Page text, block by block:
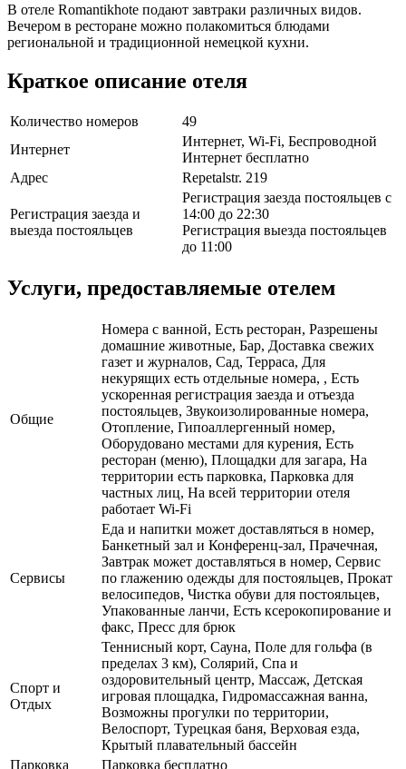
В отеле Romantikhote подают завтраки различных видов.
Вечером в ресторане можно полакомиться блюдами
региональной и традиционной немецкой кухни.
Краткое описание отеля
Количество номеров
49
Интернет
Интернет, Wi-Fi, Беспроводной
Интернет бесплатно
Адрес
Repetalstr. 219
Регистрация заезда и
выезда постояльцев
Регистрация заезда постояльцев с
14:00 до 22:30
Регистрация выезда постояльцев
до 11:00
Услуги, предоставляемые отелем
Общие
Номера с ванной, Есть ресторан, Разрешены
домашние животные, Бар, Доставка свежих
газет и журналов, Сад, Терраса, Для
некурящих есть отдельные номера, , Есть
ускоренная регистрация заезда и отъезда
постояльцев, Звукоизолированные номера,
Отопление, Гипоаллергенный номер,
Оборудовано местами для курения, Есть
ресторан (меню), Площадки для загара, На
территории есть парковка, Парковка для
частных лиц, На всей территории отеля
работает Wi-Fi
Сервисы
Еда и напитки может доставляться в номер,
Банкетный зал и Конференц-зал, Прачечная,
Завтрак может доставляться в номер, Сервис
по глажению одежды для постояльцев, Прокат
велосипедов, Чистка обуви для постояльцев,
Упакованные ланчи, Есть ксерокопирование и
факс, Пресс для брюк
Спорт и
Отдых
Теннисный корт, Сауна, Поле для гольфа (в
пределах 3 км), Солярий, Спа и
оздоровительный центр, Массаж, Детская
игровая площадка, Гидромассажная ванна,
Возможны прогулки по территории,
Велоспорт, Турецкая баня, Верховая езда,
Крытый плавательный бассейн
Парковка
Парковка бесплатно